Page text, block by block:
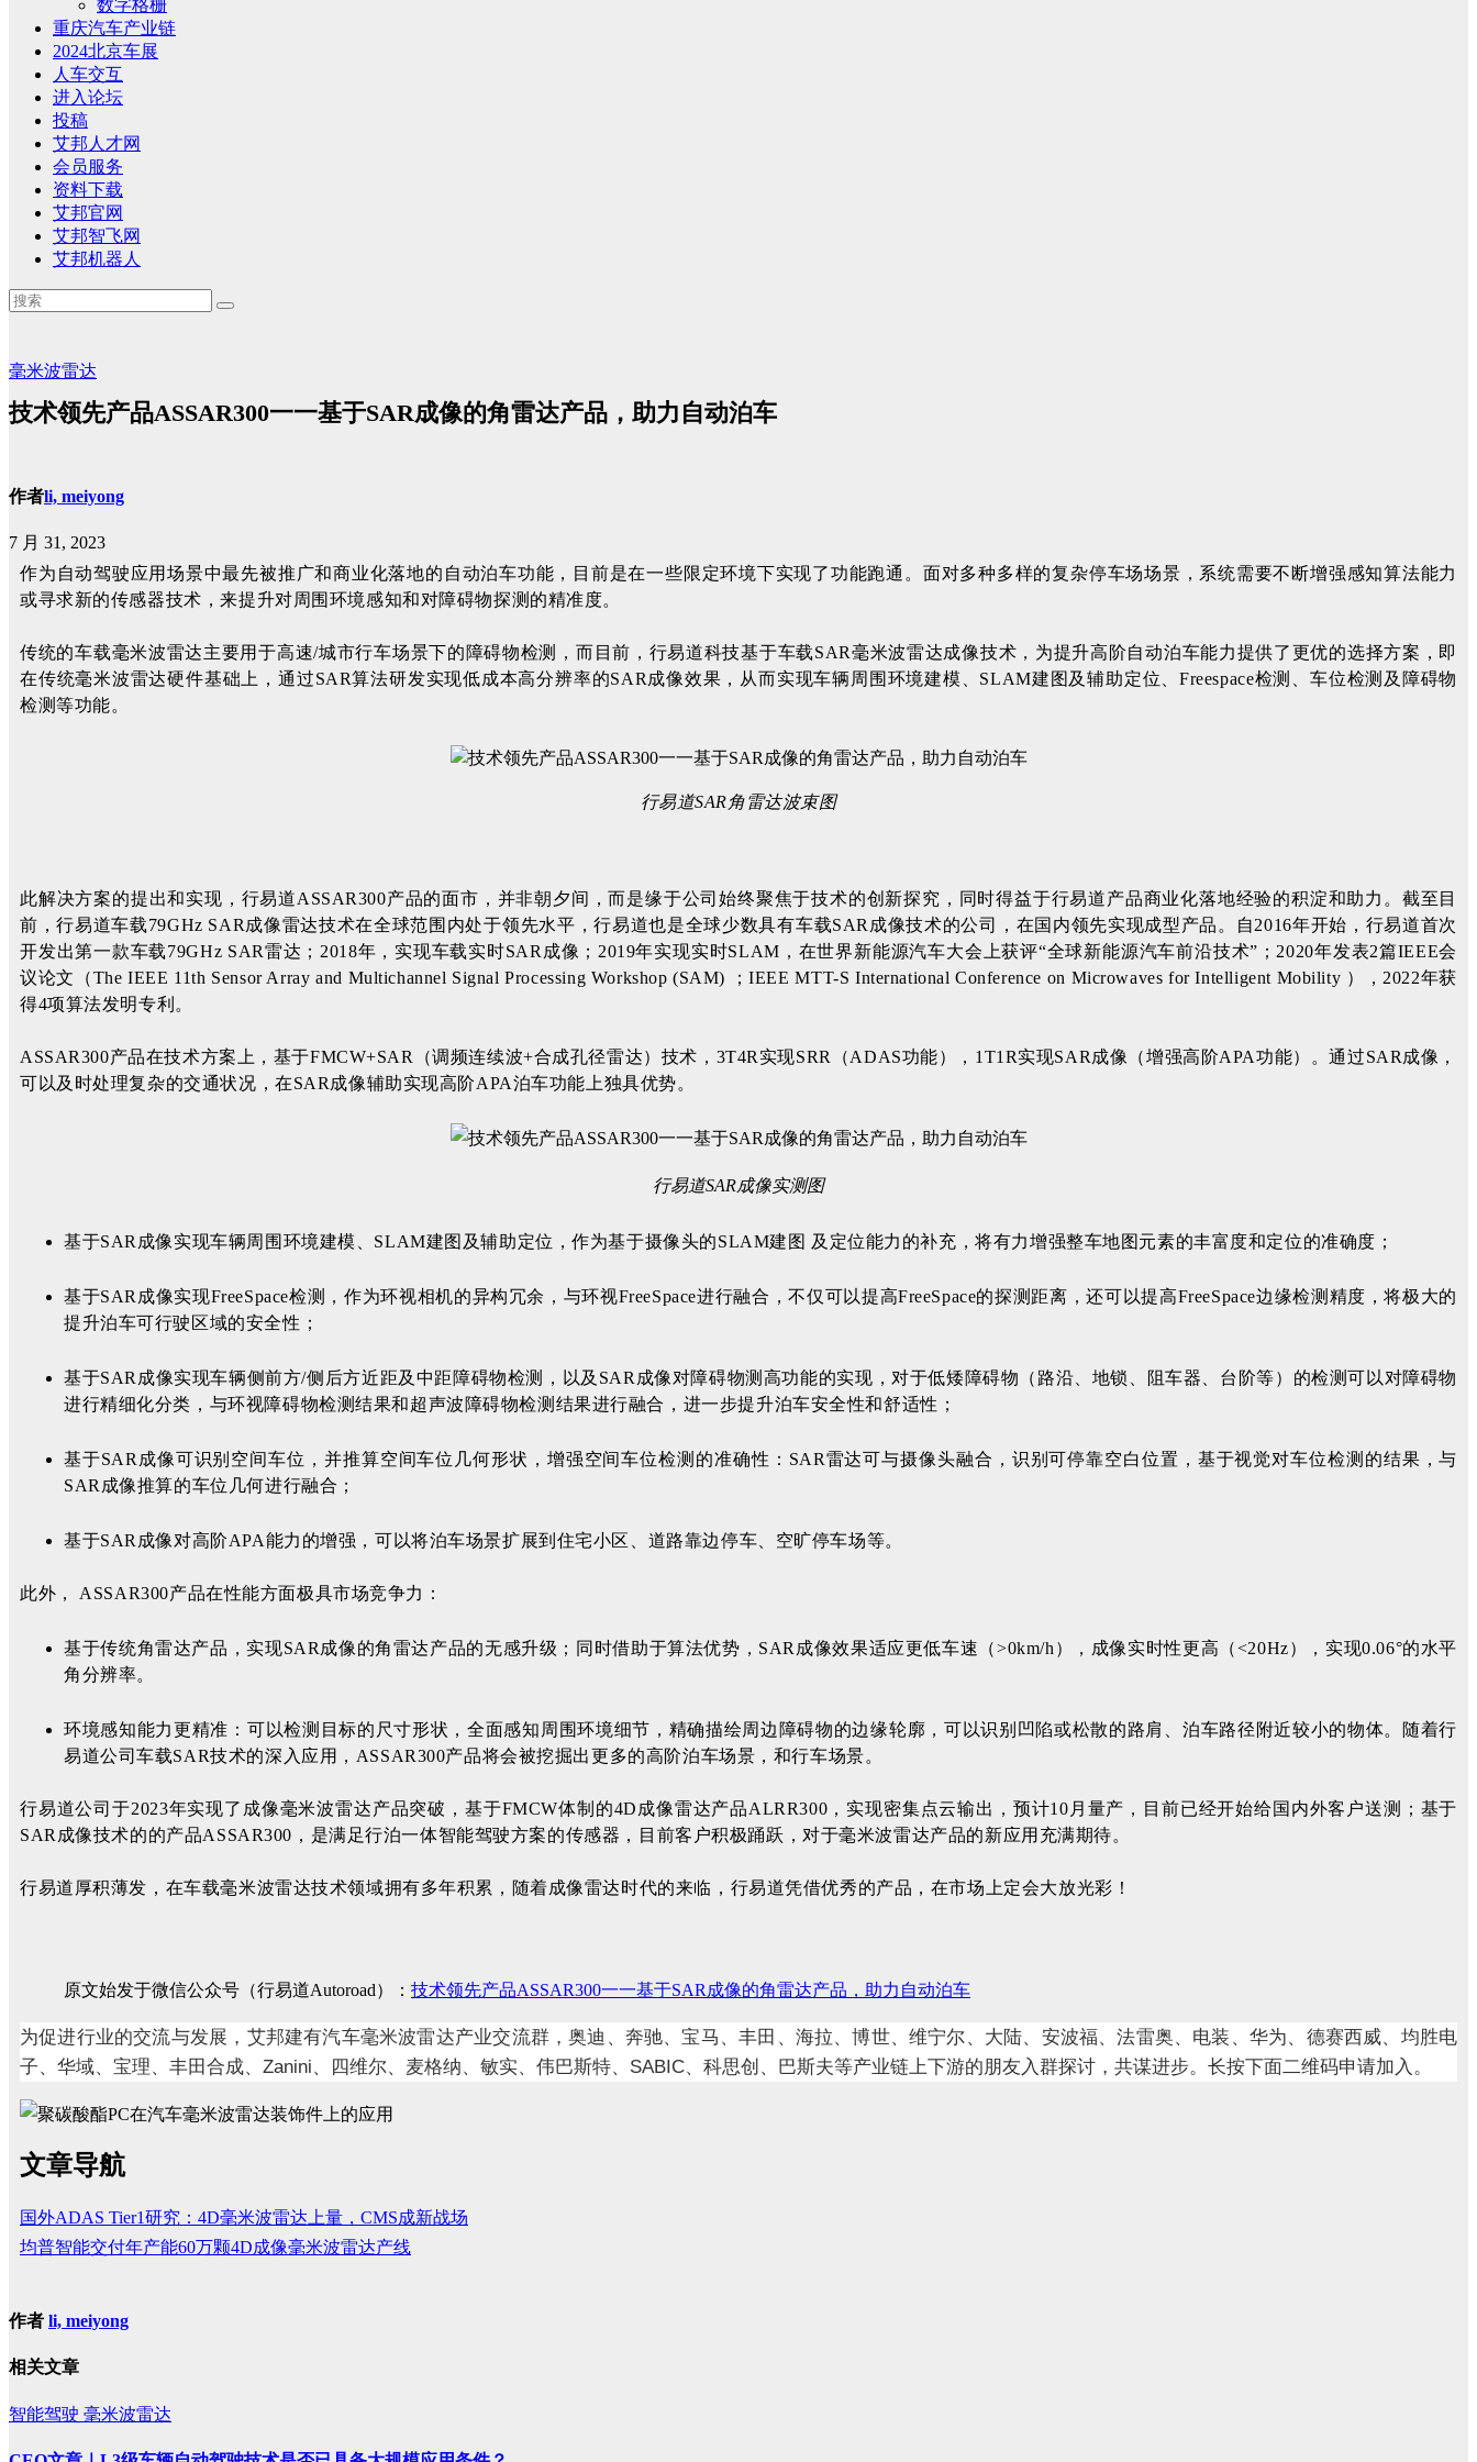
数字格栅
重庆汽车产业链
2024北京车展
人车交互
进入论坛
投稿
艾邦人才网
会员服务
资料下载
艾邦官网
艾邦智飞网
艾邦机器人
毫米波雷达
技术领先产品ASSAR300一一基于SAR成像的角雷达产品，助力自动泊车
作者li, meiyong
7 月 31, 2023
作为自动驾驶应用场景中最先被推广和商业化落地的自动泊车功能，目前是在一些限定环境下实现了功能跑通。面对多种多样的复杂停车场场景，系统需要不断增强感知算法能力
或寻求新的传感器技术，来提升对周围环境感知和对障碍物探测的精准度。
传统的车载毫米波雷达主要用于高速/城市行车场景下的障碍物检测，而目前，行易道科技基于车载SAR毫米波雷达成像技术，为提升高阶自动泊车能力提供了更优的选择方案，即
在传统毫米波雷达硬件基础上，通过SAR算法研发实现低成本高分辨率的SAR成像效果，从而实现车辆周围环境建模、SLAM建图及辅助定位、Freespace检测、车位检测及障碍物
检测等功能。
行易道SAR角雷达波束图
此解决方案的提出和实现，行易道ASSAR300产品的面市，并非朝夕间，而是缘于公司始终聚焦于技术的创新探究，同时得益于行易道产品商业化落地经验的积淀和助力。截至目
前，行易道车载79GHz SAR成像雷达技术在全球范围内处于领先水平，行易道也是全球少数具有车载SAR成像技术的公司，在国内领先实现成型产品。自2016年开始，行易道首次
开发出第一款车载79GHz SAR雷达；2018年，实现车载实时SAR成像；2019年实现实时SLAM，在世界新能源汽车大会上获评“全球新能源汽车前沿技术”；2020年发表2篇IEEE会
议论文（The IEEE 11th Sensor Array and Multichannel Signal Processing Workshop (SAM) ；IEEE MTT-S International Conference on Microwaves for Intelligent Mobility ），2022年获
得4项算法发明专利。
ASSAR300产品在技术方案上，基于FMCW+SAR（调频连续波+合成孔径雷达）技术，3T4R实现SRR（ADAS功能），1T1R实现SAR成像（增强高阶APA功能）。通过SAR成像，
可以及时处理复杂的交通状况，在SAR成像辅助实现高阶APA泊车功能上独具优势。
行易道SAR成像实测图
基于SAR成像实现车辆周围环境建模、SLAM建图及辅助定位，作为基于摄像头的SLAM建图 及定位能力的补充，将有力增强整车地图元素的丰富度和定位的准确度；
基于SAR成像实现FreeSpace检测，作为环视相机的异构冗余，与环视FreeSpace进行融合，不仅可以提高FreeSpace的探测距离，还可以提高FreeSpace边缘检测精度，将极大的
提升泊车可行驶区域的安全性；
基于SAR成像实现车辆侧前方/侧后方近距及中距障碍物检测，以及SAR成像对障碍物测高功能的实现，对于低矮障碍物（路沿、地锁、阻车器、台阶等）的检测可以对障碍物
进行精细化分类，与环视障碍物检测结果和超声波障碍物检测结果进行融合，进一步提升泊车安全性和舒适性；
基于SAR成像可识别空间车位，并推算空间车位几何形状，增强空间车位检测的准确性： SAR雷达可与摄像头融合，识别可停靠空白位置，基于视觉对车位检测的结果，与
SAR成像推算的车位几何进行融合；
基于SAR成像对高阶APA能力的增强，可以将泊车场景扩展到住宅小区、道路靠边停车、空旷停车场等。
此外， ASSAR300产品在性能方面极具市场竞争力：
基于传统角雷达产品，实现SAR成像的角雷达产品的无感升级；同时借助于算法优势，SAR成像效果适应更低车速（>0km/h），成像实时性更高（<20Hz），实现0.06°的水平
角分辨率。
环境感知能力更精准：可以检测目标的尺寸形状，全面感知周围环境细节，精确描绘周边障碍物的边缘轮廓，可以识别凹陷或松散的路肩、泊车路径附近较小的物体。随着行
易道公司车载SAR技术的深入应用，ASSAR300产品将会被挖掘出更多的高阶泊车场景，和行车场景。
行易道公司于2023年实现了成像毫米波雷达产品突破，基于FMCW体制的4D成像雷达产品ALRR300，实现密集点云输出，预计10月量产，目前已经开始给国内外客户送测；基于
SAR成像技术的的产品ASSAR300，是满足行泊一体智能驾驶方案的传感器，目前客户积极踊跃，对于毫米波雷达产品的新应用充满期待。
行易道厚积薄发，在车载毫米波雷达技术领域拥有多年积累，随着成像雷达时代的来临，行易道凭借优秀的产品，在市场上定会大放光彩！
原文始发于微信公众号（行易道Autoroad）： 技术领先产品ASSAR300一一基于SAR成像的角雷达产品，助力自动泊车
为促进行业的交流与发展，艾邦建有汽车毫米波雷达产业交流群，奥迪、奔驰、宝马、丰田、海拉、博世、维宁尔、大陆、安波福、法雷奥、电装、华为、德赛西威、均胜电
子、华域、宝理、丰田合成、 Zanini、四维尔、麦格纳、敏实、伟巴斯特、 SABIC、科思创、巴斯夫等产业链上下游的朋友入群探讨，共谋进步。长按下面二维码申请加入。
文章导航
国外ADAS Tier1研究：4D毫米波雷达上量，CMS成新战场
均普智能交付年产能60万颗4D成像毫米波雷达产线
作者 li, meiyong
相关文章
智能驾驶 毫米波雷达